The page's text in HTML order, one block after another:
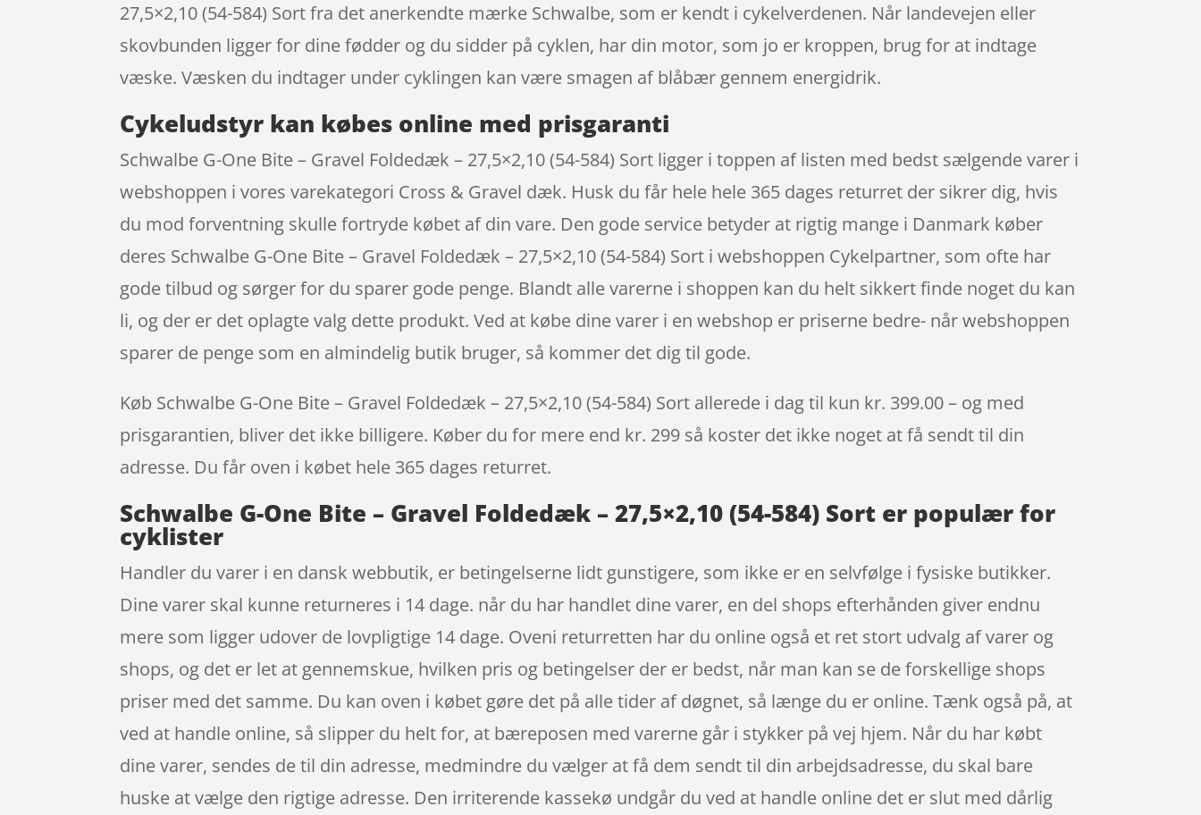
27,5×2,10 (54-584) Sort fra det anerkendte mærke Schwalbe, som er kendt i cykelverdenen. Når landevejen eller
skovbunden ligger for dine fødder og du sidder på cyklen, har din motor, som jo er kroppen, brug for at indtage
væske. Væsken du indtager under cyklingen kan være smagen af blåbær gennem energidrik.
Cykeludstyr kan købes online med prisgaranti
Schwalbe G-One Bite – Gravel Foldedæk – 27,5×2,10 (54-584) Sort ligger i toppen af listen med bedst sælgende varer i
webshoppen i vores varekategori Cross & Gravel dæk. Husk du får hele hele 365 dages returret der sikrer dig, hvis
du mod forventning skulle fortryde købet af din vare. Den gode service betyder at rigtig mange i Danmark køber
deres Schwalbe G-One Bite – Gravel Foldedæk – 27,5×2,10 (54-584) Sort i webshoppen Cykelpartner, som ofte har
gode tilbud og sørger for du sparer gode penge. Blandt alle varerne i shoppen kan du helt sikkert finde noget du kan
li, og der er det oplagte valg dette produkt. Ved at købe dine varer i en webshop er priserne bedre- når webshoppen
sparer de penge som en almindelig butik bruger, så kommer det dig til gode.
Køb Schwalbe G-One Bite – Gravel Foldedæk – 27,5×2,10 (54-584) Sort allerede i dag til kun kr. 399.00 – og med
prisgarantien, bliver det ikke billigere. Køber du for mere end kr. 299 så koster det ikke noget at få sendt til din
adresse. Du får oven i købet hele 365 dages returret.
Schwalbe G-One Bite – Gravel Foldedæk – 27,5×2,10 (54-584) Sort er populær for
cyklister
Handler du varer i en dansk webbutik, er betingelserne lidt gunstigere, som ikke er en selvfølge i fysiske butikker.
Dine varer skal kunne returneres i 14 dage. når du har handlet dine varer, en del shops efterhånden giver endnu
mere som ligger udover de lovpligtige 14 dage. Oveni returretten har du online også et ret stort udvalg af varer og
shops, og det er let at gennemskue, hvilken pris og betingelser der er bedst, når man kan se de forskellige shops
priser med det samme. Du kan oven i købet gøre det på alle tider af døgnet, så længe du er online. Tænk også på, at
ved at handle online, så slipper du helt for, at bæreposen med varerne går i stykker på vej hjem. Når du har købt
dine varer, sendes de til din adresse, medmindre du vælger at få dem sendt til din arbejdsadresse, du skal bare
huske at vælge den rigtige adresse. Den irriterende kassekø undgår du ved at handle online det er slut med dårlig